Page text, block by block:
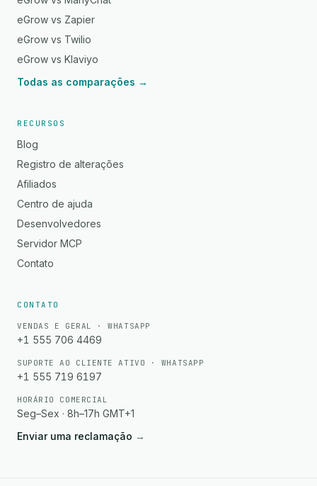
eGrow vs Zapier
eGrow vs Twilio
eGrow vs Klaviyo
Todas as comparações →
RECURSOS
Blog
Registro de alterações
Afiliados
Centro de ajuda
Desenvolvedores
Servidor MCP
Contato
CONTATO
VENDAS E GERAL · WHATSAPP
+1 555 706 4469
SUPORTE AO CLIENTE ATIVO · WHATSAPP
+1 555 719 6197
HORÁRIO COMERCIAL
Seg–Sex · 8h–17h GMT+1
Enviar uma reclamação →